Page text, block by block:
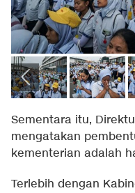
Sementara itu,
mengatakan
kementerian adalah
Terlebih dengan